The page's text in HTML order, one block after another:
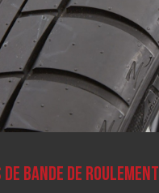
BANDE DE ROULEMENT